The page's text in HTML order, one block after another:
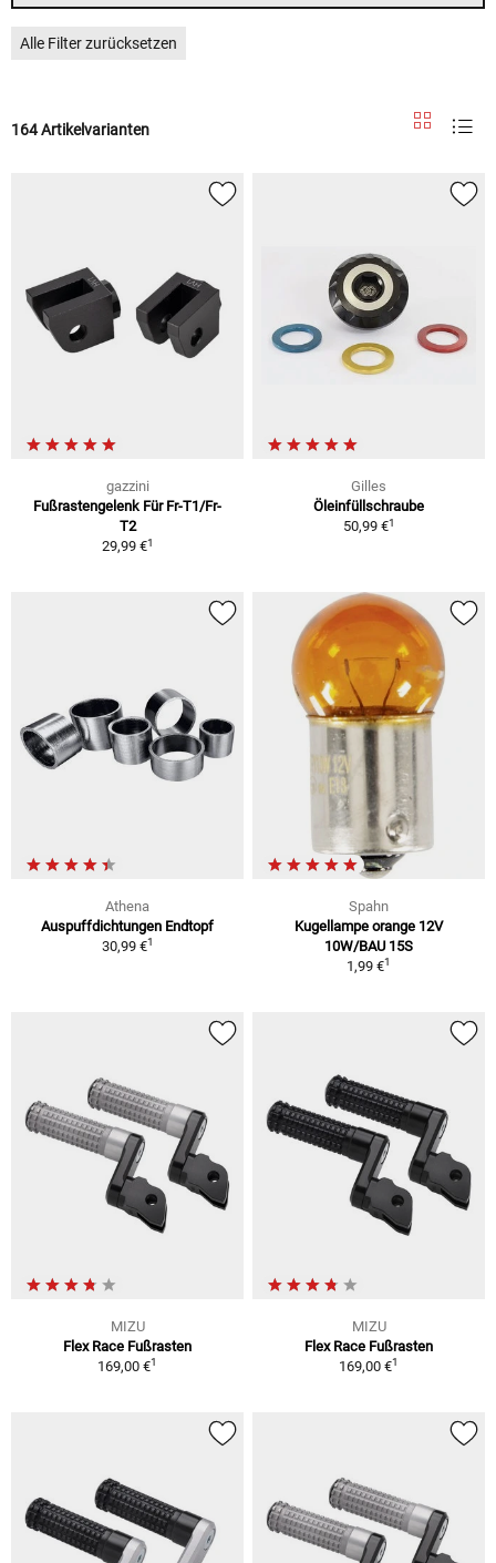
Alle Filter zurücksetzen
164 Artikelvarianten
gazzini
Fußrastengelenk Für Fr-T1/Fr-
T2
29,99 €1
Gilles
Öleinfüllschraube
50,99 €1
Athena
Auspuffdichtungen Endtopf
30,99 €1
Spahn
Kugellampe orange 12V
10W/BAU 15S
1,99 €1
MIZU
Flex Race Fußrasten
169,00 €1
MIZU
Flex Race Fußrasten
169,00 €1